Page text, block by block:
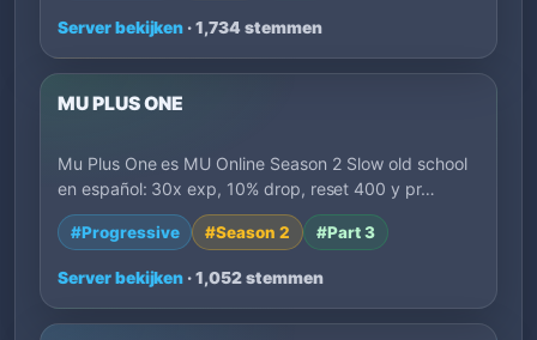
Server bekijken · 1,734 stemmen
MU PLUS ONE
Mu Plus One es MU Online Season 2 Slow old school
en español: 30x exp, 10% drop, reset 400 y pr…
#Progressive #Season 2 #Part 3
Server bekijken · 1,052 stemmen